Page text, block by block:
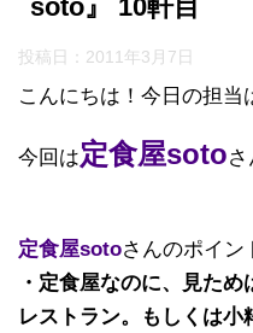
soto』 10軒目
投稿日： 2011年3月7日
こんにちは！今日の担当
今回は定食屋soto
定食屋sotoさんのポイン
・定食屋なのに、見た
レストラン。もしくは小